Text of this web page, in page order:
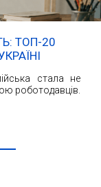
ТОП-20
стала не
роботодавців.